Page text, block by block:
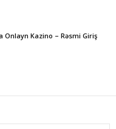
Onlayn Kazino – Rəsmi Giriş